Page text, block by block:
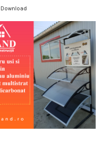
Download